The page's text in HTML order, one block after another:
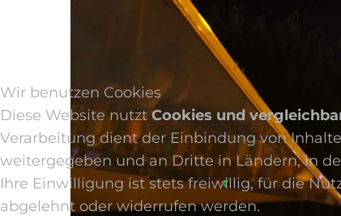
Wir benutzen Cookies
Diese Website nutzt Cookies und
Verarbeitung dient der Einbindung von
weitergegeben und an Dritte in Ländern, in
Ihre Einwilligung ist stets freiwillig, für die
abgelehnt oder widerrufen werden.